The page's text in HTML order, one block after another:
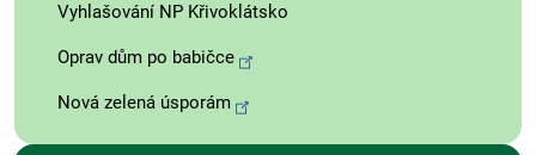
Vyhlašování NP Křivoklátsko
Oprav dům po babičce
Nová zelená úsporám